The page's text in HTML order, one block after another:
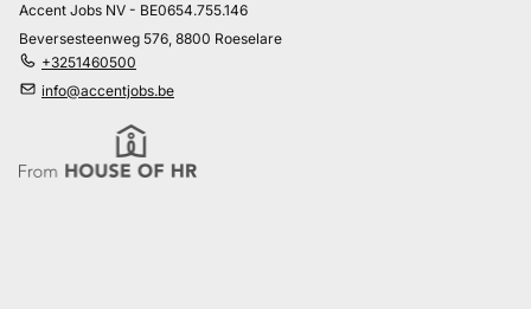
Accent Jobs NV - BE0654.755.146
Beversesteenweg 576, 8800 Roeselare
+3251460500
info@accentjobs.be